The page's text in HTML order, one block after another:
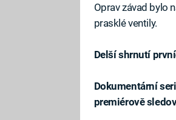
Oprav závad bylo
prasklé ventily.
Delší shrnutí
Dokumentární
premiérově